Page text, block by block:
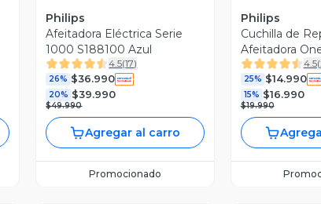
Philips
Afeitadora Eléctrica Serie
1000 S188100 Azul
4.5(17)
26% $36.990
20% $39.990
$49.990
Agregar al carro
Promocionado
Philips
Cuchilla de
Afeitadora
50
4.5(
25% $14.990
15% $16.990
$19.990